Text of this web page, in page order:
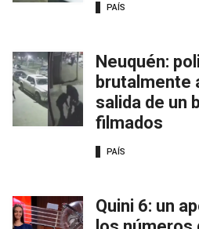
PAÍS
Neuquén:
brutalmente
salida de un
filmados
PAÍS
Quini 6: un